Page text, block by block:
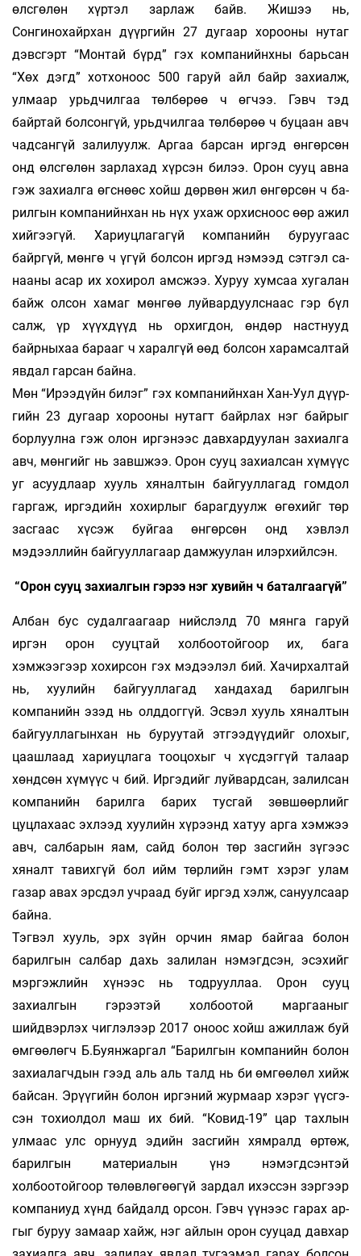
өлсгөлөн хүртэл зарлаж байв. Жи­шээ нь,
Сонгинохайрхан дүүргийн 27 ду­­гаар хо­­­­рооны нутаг
дэвсгэрт “Монтай бүрд” гэх ком­­­­­­па­­­­­нийн­­­хны барьсан
“Хөх дэгд” хот­хо­­ноос 500 га­руй айл байр захиалж,
улмаар урьд­­чил­гаа төл­­­­­­­бөрөө ч өг­чээ. Гэвч тэд
байртай бол­­сон­гүй, урьд­­­­­чилгаа төл­бөрөө ч буцаан авч
чадсангүй за­ли­­­­луул­ж. Ар­­гаа барсан иргэд өнгөр­­­­сөн
онд өлс­­гөлөн зар­­­лахад хүрсэн билээ. Орон сууц авна
гэж за­хиалга өгснөөс хойш дөрвөн жил өн­­гөр­­сөн ч ба­­­
рил­­­­­­­­­­­­­гын компанийнхан нь нүх у­хаж ор­хис­ноос өөр ажил
хийгээгүй. Ха­­­­риуц­ла­­гагүй компанийн бу­руугаас
байргүй, мөнгө ч үгүй болсон иргэд нэ­мээд сэтгэл са­
нааны асар их хохирол амсжээ. Ху­руу хумсаа ху­галан
байж ол­сон хамаг мөнгөө луйвар­­дуулснаас гэр бүл
салж, үр хүүхдүүд нь орхиг­дон, өндөр наст­­нууд
байрныхаа барааг ч харал­­гүй өөд бол­­­сон ха­­­­рамсалтай
явдал гарсан байна.
Мөн “Ирээдүйн билэг” гэх компанийнхан Хан-­Уул дүүр­
гийн 23 дугаар хорооны нутагт байр­­­­­­лах нэг байрыг
борлуулна гэж олон иргэнээс дав­­­­­хар­­дуулан захиалга
авч, мөнгийг нь завш­жээ. Орон сууц захиалсан хүмүүс
уг асуудлаар хууль хя­­­нал­тын байгууллагад гомдол
гаргаж, иргэдийн хо­хир­лыг барагдуулж өгөхийг төр
засгаас хү­­­сэж буйгаа өнгөрсөн онд хэвлэл
мэдээллийн бай­­­­­гуул­­­­­лагаар дамжуулан илэрхийлсэн.
“Орон сууц захиалгын гэрээ нэг хувийн ч баталгаагүй”
Албан бус судалгаагаар нийслэлд 70 мянга га­руй
иргэн орон сууцтай холбоотойгоор их, бага
хэмжээгээр хохирсон гэх мэдээлэл бий. Ха­чирхалтай
нь, хуулийн байгууллагад хан­да­хад барилгын
компанийн эзэд нь олддог­гүй. Эс­­вэл хууль хяналтын
байгууллагынхан нь бу­­­руутай этгээдүүдийг олохыг,
цаашлаад ха­­риуц­­­лага тооцохыг ч хүсдэггүй талаар
хөнд­­сөн хүмүүс ч бий. Иргэдийг луйвардсан, залил­сан
ком­­­панийн барилга барих тусгай зөвшөөр­лийг
цуцлахаас эхлээд хуулийн хүрээнд хатуу арга хэм­жээ
авч, салбарын яам, сайд болон төр засгийн зү­гээс
хяналт тавихгүй бол ийм төр­лийн гэмт хэ­рэг улам
газар авах эрсдэл учраад буйг иргэд хэлж, сануулсаар
байна.
Тэгвэл хууль, эрх зүйн орчин ямар бай­гаа болон
барилгын салбар дахь залилан нэ­­­мэгд­сэн, эсэхийг
мэргэжлийн хүнээс нь тод­­­­­руул­лаа. Орон сууц
захиалгын гэрээтэй хол­боо­­­­­­той мар­­гааныг
шийдвэрлэх чиглэлээр 2017 оноос хойш ажиллаж буй
өмгөөлөгч Б.Буян­жар­­гал “Ба­­рил­­гын компанийн бо­­­лон
захиалагч­­­­дын гээд аль аль талд нь би өм­гөө­­­лөл хийж
байсан. Эрүү­гийн болон иргэ­ний жур­­маар хэ­­рэг үүс­гэ­
сэн тохиолдол маш их бий. “Ковид-19” цар тахлын
улмаас улс ор­нууд эдийн зас­­гийн хямралд өртөж,
барилгын мате­риалын үнэ нэ­мэгдсэнтэй
холбоотойгоор тө­лөв­­лөгөө­гүй зар­­дал ихэссэн зэргээр
компа­­­ниуд хүнд бай­далд орсон. Гэвч үүнээс гарах ар­­­
гыг бу­руу за­маар хайж, нэг айлын орон сууцад дав­хар